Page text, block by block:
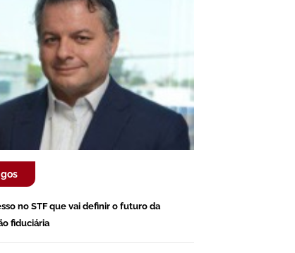
no STF que vai definir o futuro da
fiduciária